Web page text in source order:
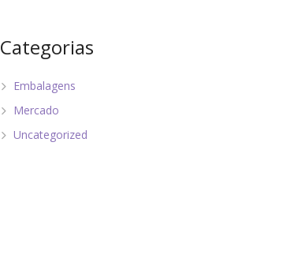
Categorias
Embalagens
Mercado
Uncategorized